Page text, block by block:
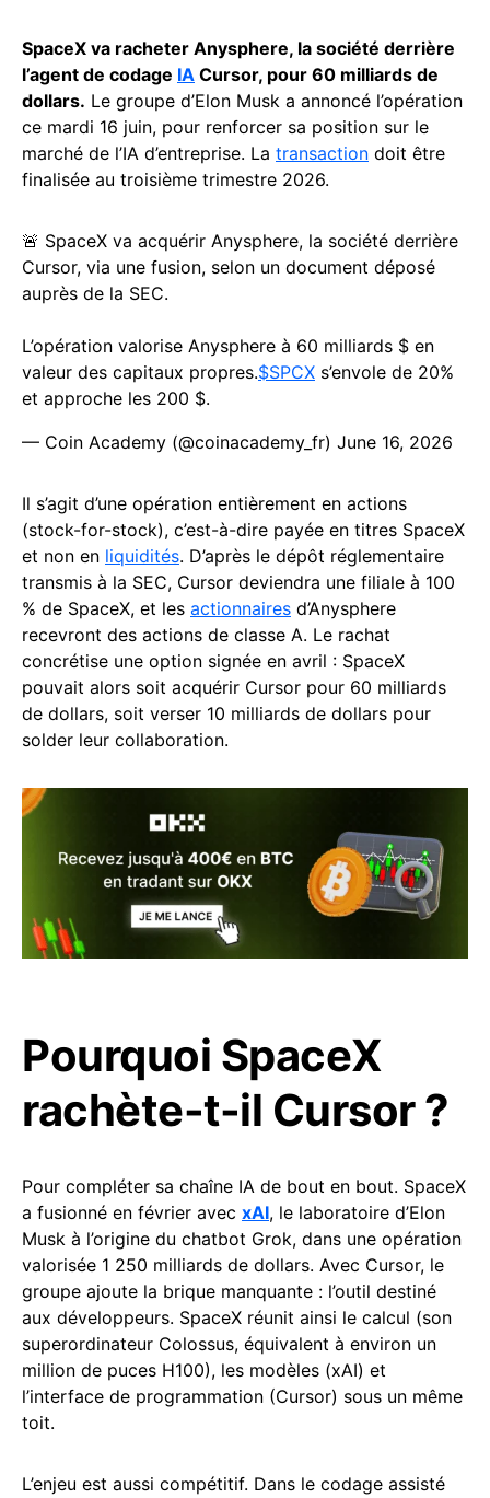
SpaceX va racheter Anysphere, la société derrière
l’agent de codage IA Cursor, pour 60 milliards de
dollars. Le groupe d’Elon Musk a annoncé l’opération
ce mardi 16 juin, pour renforcer sa position sur le
marché de l’IA d’entreprise. La transaction doit être
finalisée au troisième trimestre 2026.
🚨 SpaceX va acquérir Anysphere, la société derrière
Cursor, via une fusion, selon un document déposé
auprès de la SEC.
L’opération valorise Anysphere à 60 milliards $ en
valeur des capitaux propres.$SPCX s’envole de 20%
et approche les 200 $.
— Coin Academy (@coinacademy_fr) June 16, 2026
Il s’agit d’une opération entièrement en actions
(stock-for-stock), c’est-à-dire payée en titres SpaceX
et non en liquidités. D’après le dépôt réglementaire
transmis à la SEC, Cursor deviendra une filiale à 100
% de SpaceX, et les actionnaires d’Anysphere
recevront des actions de classe A. Le rachat
concrétise une option signée en avril : SpaceX
pouvait alors soit acquérir Cursor pour 60 milliards
de dollars, soit verser 10 milliards de dollars pour
solder leur collaboration.
Pourquoi SpaceX
rachète-t-il Cursor ?
Pour compléter sa chaîne IA de bout en bout. SpaceX
a fusionné en février avec xAI, le laboratoire d’Elon
Musk à l’origine du chatbot Grok, dans une opération
valorisée 1 250 milliards de dollars. Avec Cursor, le
groupe ajoute la brique manquante : l’outil destiné
aux développeurs. SpaceX réunit ainsi le calcul (son
superordinateur Colossus, équivalent à environ un
million de puces H100), les modèles (xAI) et
l’interface de programmation (Cursor) sous un même
toit.
L’enjeu est aussi compétitif. Dans le codage assisté